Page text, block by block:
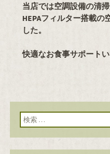
当店では空調設備の清
HEPAフィルター搭載の
した。
快適なお食事サポートい
検索: